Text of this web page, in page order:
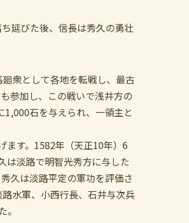
延びた後、信長は秀久の勇壮
衆として各地を転戦し、最古
参加し、この戦いで浅井方の
石を与えられ、一領主と
ます。1582年（天正10年）6
は淡路で明智光秀方に与した
久は淡路平定の軍功を評価さ
水軍、小西行長、石井与次兵